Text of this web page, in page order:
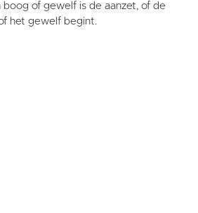
of gewelf is de aanzet, of de
het gewelf begint.